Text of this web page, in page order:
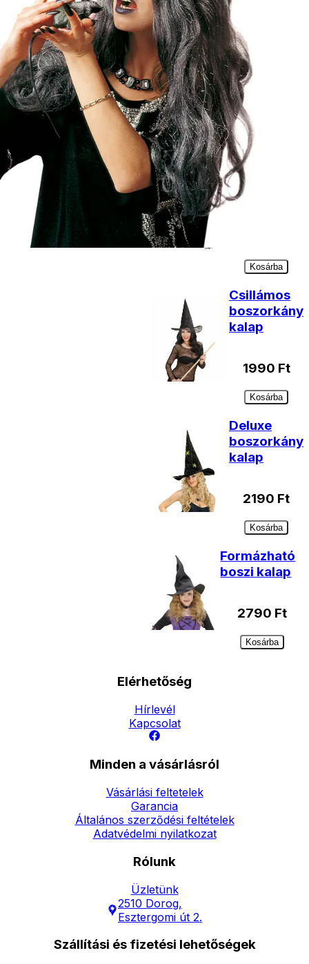
890
Kosárba
Boszorkánykalap
1090
Kosárba
Boszorkány
seprű
fekete
Kosárba
Csillámos
boszorkány
kalap
1990 Ft
Kosárba
Deluxe
boszorkány
kalap
2190 Ft
Kosárba
Formázható
boszi kalap
2790 Ft
Kosárba
Elérhetőség
Hírlevél
Kapcsolat
Minden a vásárlásról
Vásárlási feltetelek
Garancia
Általános szerződési feltételek
Adatvédelmi nyilatkozat
Rólunk
Üzletünk
2510 Dorog,
Esztergomi út 2.
Szállítási és fizetési lehetőségek